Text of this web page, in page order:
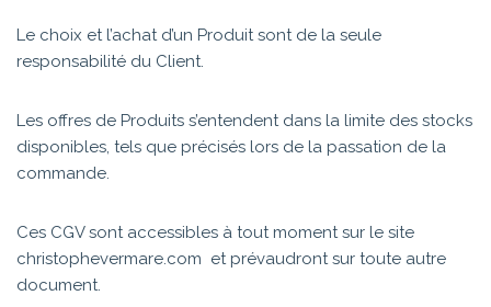
Le choix et l’achat d’un Produit sont de la seule
responsabilité du Client.
Les offres de Produits s’entendent dans la limite des stocks
disponibles, tels que précisés lors de la passation de la
commande.
Ces CGV sont accessibles à tout moment sur le site
christophevermare.com et prévaudront sur toute autre
document.